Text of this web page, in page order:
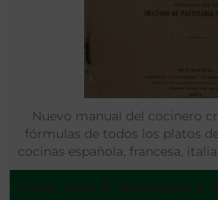
Nuevo manual del cocinero
fórmulas de todos los platos
cocinas española, francesa,
se acostumbra servir en las